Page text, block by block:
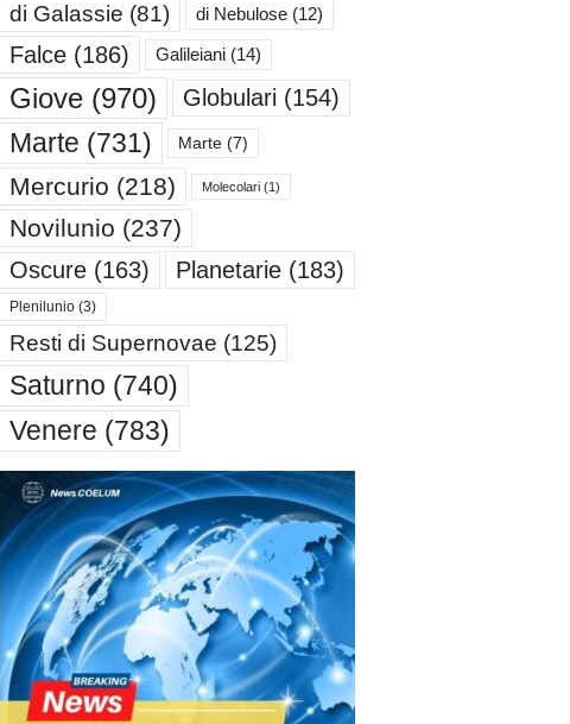
di Galassie (81) di Nebulose(12)
Falce(186) Galileiani(14)
Giove(970) Globulari (154)
Marte (731) Marte(7)
Mercurio (218) Molecolari(1)
Novilunio (237)
Oscure(163) Planetarie(183)
Plenilunio(3)
Resti di Supernovae (125)
Saturno (740)
Venere (783)